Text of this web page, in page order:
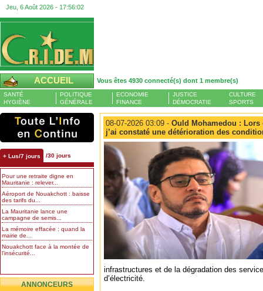
Jeu, 6 Août 2026 - 17:56:02
ACCUEIL Vous êtes 4930 connecté(s) dont 1 membre(s)
SANTÉ
HYGIÈNE
POLITIQUE
GÉNÉRALE
ECONOMIE
FINANCE
JUSTICE
DÉMOCRATIE
CULTURE
SPORTS
+ Lus/7 jours /30 jours
Pour une retraite digne en
Mauritanie : relever...
Aéroport de Nouakchott : baisse
des tarifs du...
La Mauritanie lance une
campagne de semis...
La mémoire effacée : quand la
mairie de...
Nouakchott face à la montée de
l’insécurité...
ANNONCEURS
08-07-2026 03:09 - Ould Mohamedou :
j’ai constaté une détérioration des
infrastructures et de la dégradation des
d’électricité.